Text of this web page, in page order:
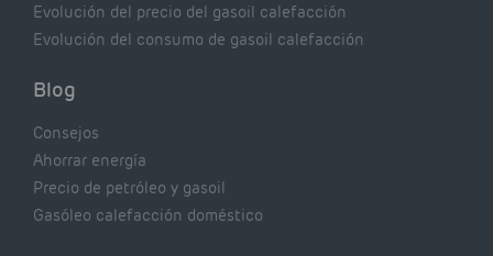
Evolución del precio del gasoil calefacción
Evolución del consumo de gasoil calefacción
Blog
Consejos
Ahorrar energía
Precio de petróleo y gasoil
Gasóleo calefacción doméstico